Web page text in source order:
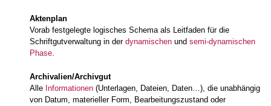
Aktenplan
Vorab festgelegte logisches Schema als Leitfaden für die
Schriftgutverwaltung in der dynamischenund semi-dynamischen
Phase.
Archivalien/Archivgut
Alle Informationen(Unterlagen, Dateien, Daten…), die unabhängig
von Datum, materieller Form, Bearbeitungszustand oder